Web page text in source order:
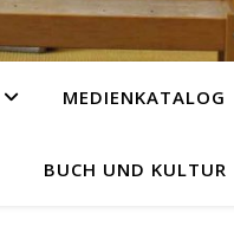
MEDIENKATALOG
BUCH UND KULTUR